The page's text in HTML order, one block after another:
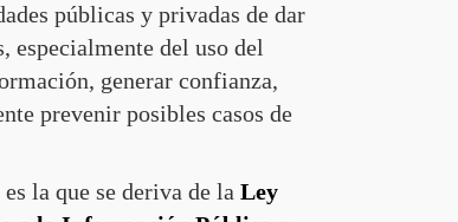
públicas y privadas de dar
especialmente del uso del
generar confianza,
prevenir posibles casos de
la que se deriva de la Ley